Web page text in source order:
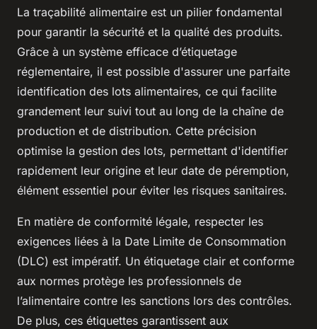
La traçabilité alimentaire est un pilier fondamental
pour garantir la sécurité et la qualité des produits.
Grâce à un système efficace d’étiquetage
réglementaire, il est possible d'assurer une parfaite
identification des lots alimentaires, ce qui facilite
grandement leur suivi tout au long de la chaîne de
production et de distribution. Cette précision
optimise la gestion des lots, permettant d'identifier
rapidement leur origine et leur date de péremption,
élément essentiel pour éviter les risques sanitaires.
En matière de conformité légale, respecter les
exigences liées à la Date Limite de Consommation
(DLC) est impératif. Un étiquetage clair et conforme
aux normes protège les professionnels de
l’alimentaire contre les sanctions lors des contrôles.
De plus, ces étiquettes garantissent aux